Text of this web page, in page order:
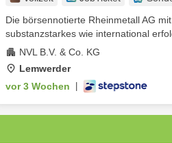
Die börsennotierte Rheinmetall AG
substanzstarkes wie international
NVL B.V. & Co. KG
Lemwerder
vor 3 Wochen